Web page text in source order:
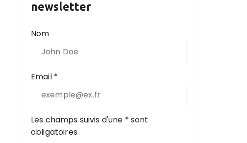
newsletter
Nom
Email *
Les champs suivis d'une * sont
obligatoires